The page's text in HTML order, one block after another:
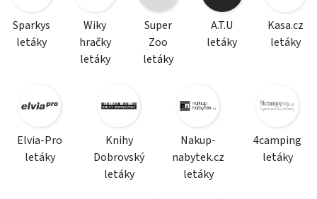
Sparkys
letáky
Wiky
hračky
letáky
Super
Zoo
letáky
A.T.U
letáky
Kasa.cz
letáky
Elvia-Pro
letáky
Knihy
Dobrovský
letáky
Nakup-
nabytek.cz
letáky
4camping
letáky